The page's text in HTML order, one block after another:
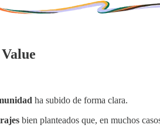
ha subido de forma clara.
bien planteados que, en muchos